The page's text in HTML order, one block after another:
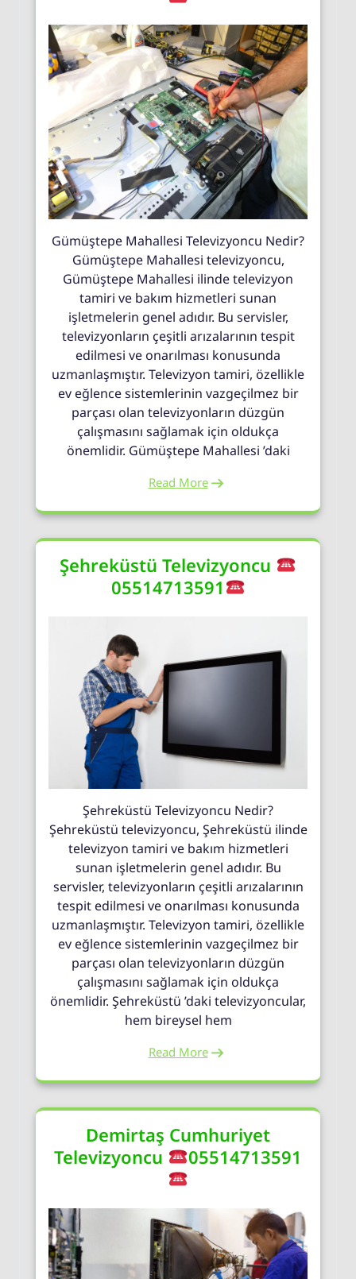
Gümüştepe Mahallesi Televizyoncu Nedir?
Gümüştepe Mahallesi televizyoncu,
Gümüştepe Mahallesi ilinde televizyon
tamiri ve bakım hizmetleri sunan
işletmelerin genel adıdır. Bu servisler,
televizyonların çeşitli arızalarının tespit
edilmesi ve onarılması konusunda
uzmanlaşmıştır. Televizyon tamiri, özellikle
ev eğlence sistemlerinin vazgeçilmez bir
parçası olan televizyonların düzgün
çalışmasını sağlamak için oldukça
önemlidir. Gümüştepe Mahallesi ’daki
Read More
Şehreküstü Televizyoncu
05514713591
Şehreküstü Televizyoncu Nedir?
Şehreküstü televizyoncu, Şehreküstü ilinde
televizyon tamiri ve bakım hizmetleri
sunan işletmelerin genel adıdır. Bu
servisler, televizyonların çeşitli arızalarının
tespit edilmesi ve onarılması konusunda
uzmanlaşmıştır. Televizyon tamiri, özellikle
ev eğlence sistemlerinin vazgeçilmez bir
parçası olan televizyonların düzgün
çalışmasını sağlamak için oldukça
önemlidir. Şehreküstü ’daki televizyoncular,
hem bireysel hem
Read More
Demirtaş Cumhuriyet
Televizyoncu
05514713591